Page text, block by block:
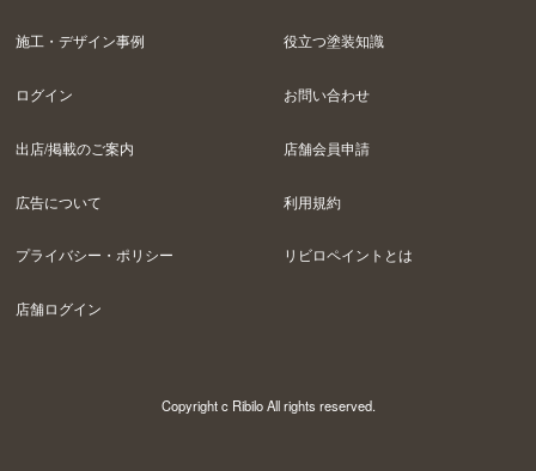
施工・デザイン事例 役立つ塗装知識
ログイン お問い合わせ
出店/掲載のご案内 店舗会員申請
広告について 利用規約
プライバシー・ポリシー リビロペイントとは
店舗ログイン
Copyright c Ribilo All rights reserved.